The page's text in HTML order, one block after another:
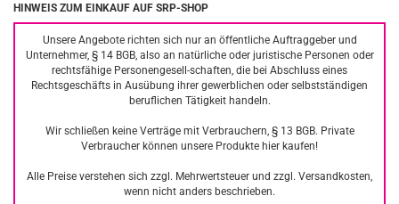
HINWEIS ZUM EINKAUF AUF SRP-SHOP
Unsere Angebote richten sich nur an öffentliche Auftraggeber und
Unternehmer, § 14 BGB, also an natürliche oder juristische Personen oder
rechtsfähige Personengesell-schaften, die bei Abschluss eines
Rechtsgeschäfts in Ausübung ihrer gewerblichen oder selbstständigen
beruflichen Tätigkeit handeln.
Wir schließen keine Verträge mit Verbrauchern, § 13 BGB. Private
Verbraucher können unsere Produkte hier kaufen!
Alle Preise verstehen sich zzgl. Mehrwertsteuer und zzgl. Versandkosten,
wenn nicht anders beschrieben.